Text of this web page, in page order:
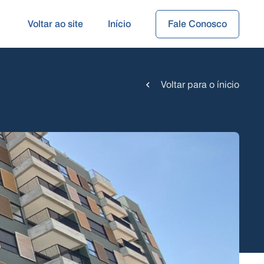
Voltar ao site Início Fale Conosco
Voltar para o ínicio